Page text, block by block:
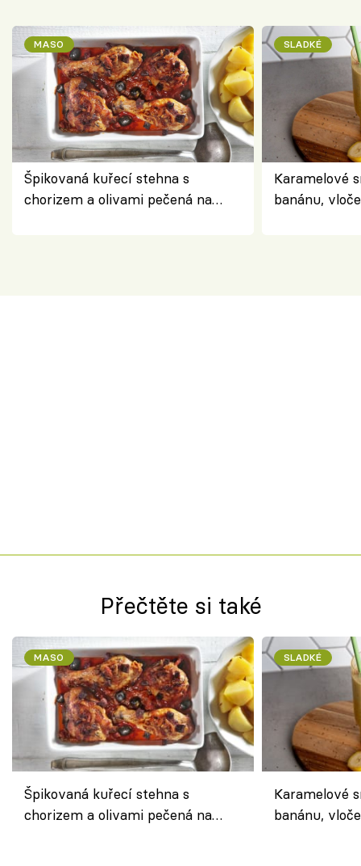
MASO
Špikovaná kuřecí stehna s
chorizem a olivami pečená na
SLADKÉ
Karamelové
banánu,
Přečtěte si také
MASO
Špikovaná kuřecí stehna s
chorizem a olivami pečená na
SLADKÉ
Karamelové
banánu,